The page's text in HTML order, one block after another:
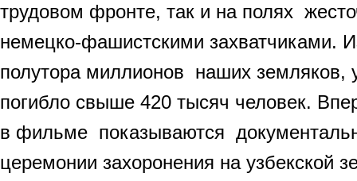
трудовом фронте, так и на полях
немецко-фашистскими захватчиками.
полутора миллионов наших земляков,
погибло свыше 420 тысяч человек.
в фильме показываются
церемонии захоронения на узбекской